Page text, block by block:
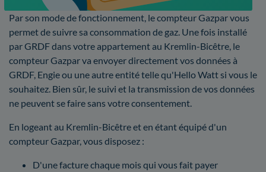
Par son mode de fonctionnement, le compteur Gazpar vous
permet de suivre sa consommation de gaz. Une fois installé
par GRDF dans votre appartement au Kremlin-Bicêtre, le
compteur Gazpar va envoyer directement vos données à
GRDF, Engie ou une autre entité telle qu'Hello Watt si vous le
souhaitez. Bien sûr, le suivi et la transmission de vos données
ne peuvent se faire sans votre consentement.
En logeant au Kremlin-Bicêtre et en étant équipé d'un
compteur Gazpar, vous disposez :
D'une facture chaque mois qui vous fait payer